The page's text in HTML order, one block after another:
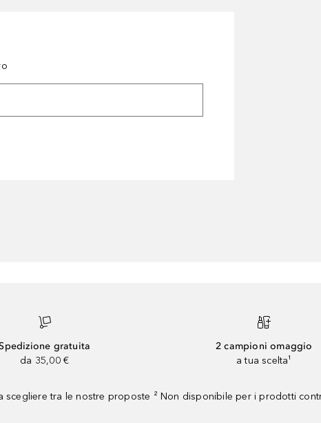
gratuita
da 35,00 €
2 campioni omaggio
a tua scelta¹
tra le nostre proposte ² Non disponibile per i prodotti